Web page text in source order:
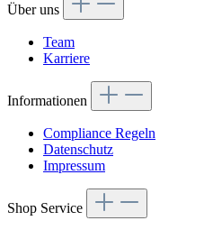
Über uns
Team
Karriere
Informationen
Compliance Regeln
Datenschutz
Impressum
Shop Service